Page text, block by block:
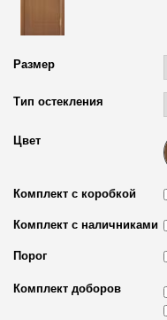
Размер
Тип остекления
Цвет
Комплект с коробкой
Комплект с наличниками
Порог
Комплект доборов